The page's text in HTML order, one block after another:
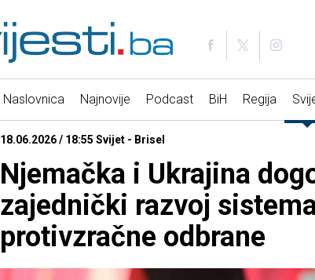
Naslovnica Najnovije Podcast BiH Regija
18.06.2026 / 18:55 Svijet - Brisel
Njemačka i Ukrajina
zajednički razvoj
protivzračne odbrane